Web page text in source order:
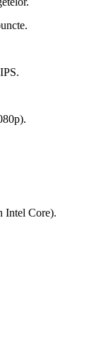
Intel Core).